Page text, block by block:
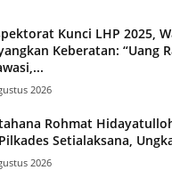
Kunci LHP 2025,
Keberatan: “Uang
2026
Rohmat
Setialaksana,
2026